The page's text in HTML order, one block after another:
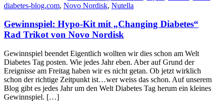
diabetes-blog.com, Novo Nordisk, Nutella
Gewinnspiel: Hypo-Kit mit „Changing Diabetes“
Rad Trikot von Novo Nordisk
Gewinnspiel beendet Eigentlich wollten wir dies schon am Welt
Diabetes Tag posten. Wie jedes Jahr eben. Aber auf Grund der
Ereignisse am Freitag haben wir es nicht getan. Ob jetzt wirklich
schon der richtige Zeitpunkt ist…wer weiss das schon. Auf unserem
Blog gibt es jedes Jahr um den Welt Diabetes Tag herum ein kleines
Gewinnspiel. […]